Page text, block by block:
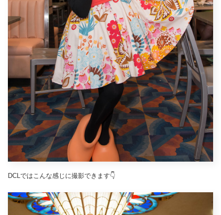
DCLではこんな感じに撮影できます👇